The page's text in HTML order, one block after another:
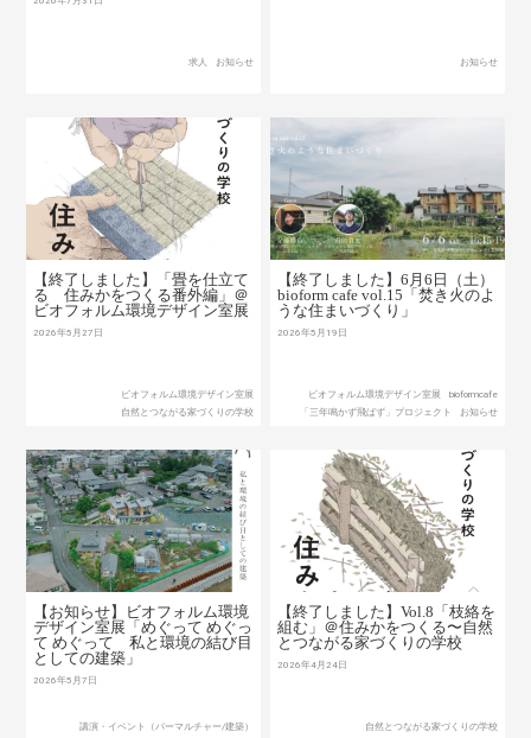
求人 お知らせ お知らせ
【終了しました】「畳を仕立て
る 住みかをつくる番外編」＠
ビオフォルム環境デザイン室展
2026年5月27日
ビオフォルム環境デザイン室展
自然とつながる家づくりの学校
【終了しました】6月6日（土）
bioform cafe vol.15「焚き火のよ
うな住まいづくり」
2026年5月19日
ビオフォルム環境デザイン室展
bioformcafe
「三年鳴かず飛ばず」プロジェクト
お知らせ
【お知らせ】ビオフォルム環境
デザイン室展「めぐって めぐっ
て めぐって 私と環境の結び目
としての建築」
2026年5月7日
講演・イベント（パーマルチャー/建築）
【終了しました】Vol.8「枝絡を
組む」＠住みかをつくる〜自然
とつながる家づくりの学校
2026年4月24日
自然とつながる家づくりの学校